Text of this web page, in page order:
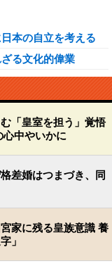
本の自立を考える
る文化的偉業
「皇室を担う」覚悟
中やいかに
差婚はつまづき、同
家に残る皇族意識 養
」